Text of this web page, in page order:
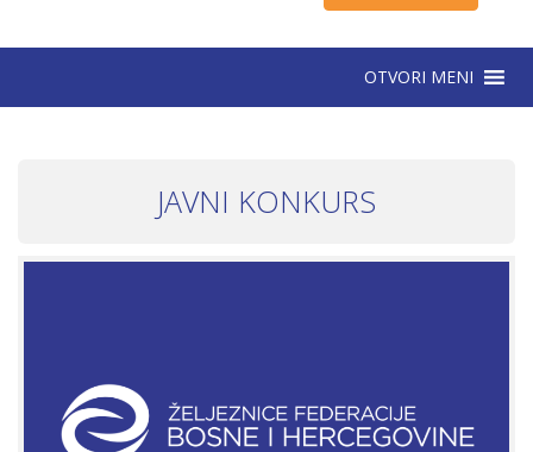
OTVORI MENI
JAVNI KONKURS